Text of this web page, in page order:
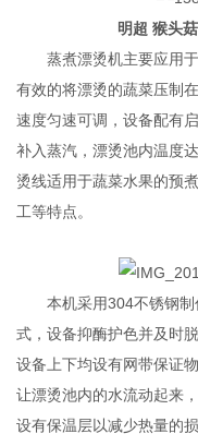
明超 猴头
蒸煮漂烫机主要应用于
有效的将漂烫的蔬菜压制
速度匀速可调，设备配有
补入蒸汽，漂烫池内温度
烫线适用于蔬菜水果的预
工等特点。
本机采用304不锈钢制
式，设备抑酶护色并及时
设备上下均设有网带保证
让漂烫池内的水流动起来
设有保温层以减少热量的